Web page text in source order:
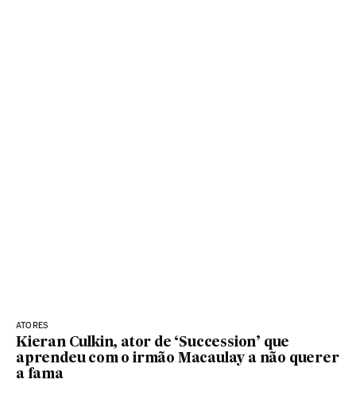
ATORES
Kieran Culkin, ator de ‘Succession’ que
aprendeu com o irmão Macaulay a não querer
a fama